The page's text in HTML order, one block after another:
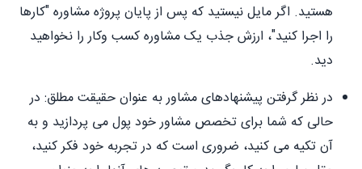
هستید. اگر مایل نیستید که پس از پایان پروژه مشاوره "کارها
را اجرا کنید"، ارزش جذب یک مشاوره کسب وکار را نخواهید
دید.
در نظر گرفتن پیشنهادهای مشاور به عنوان حقیقت مطلق: در
حالی که شما برای تخصص مشاور خود پول می پردازید و به
آن تکیه می کنید، ضروری است که در تجربه خود فکر کنید،